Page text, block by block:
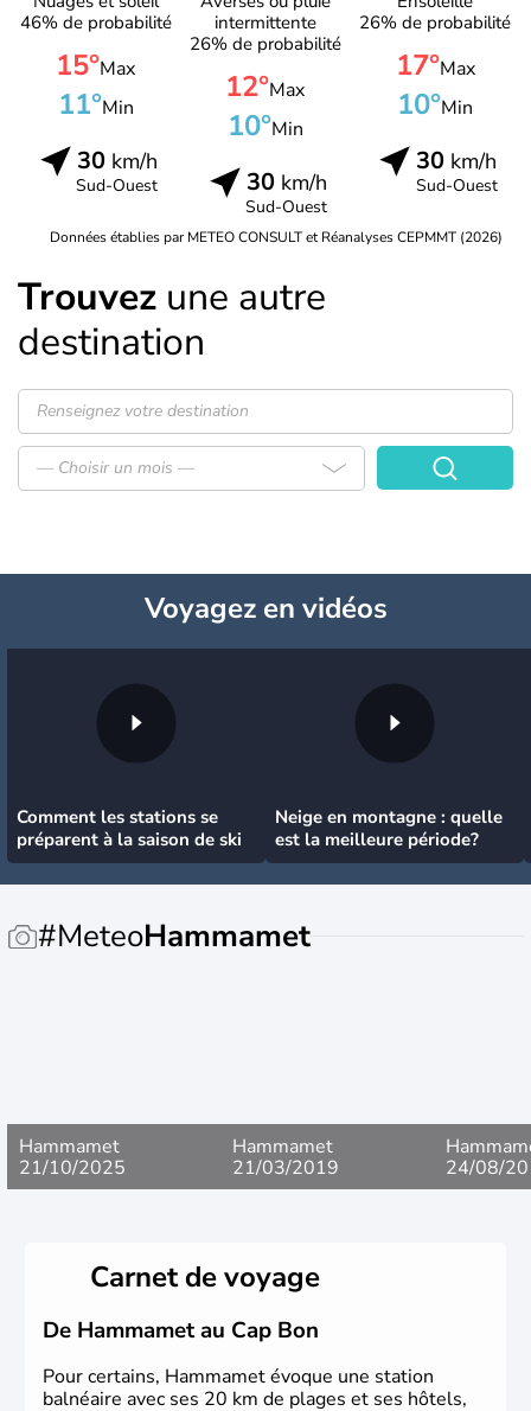
46% de probabilité
15°Max
11°Min
30km/h
Sud-Ouest
intermittente
26% de probabilité
12°Max
10°Min
30km/h
Sud-Ouest
26% de probabilité
17°Max
10°Min
30 km/h
Sud-Ouest
Données établies par METEO CONSULT et Réanalyses CEPMMT (2026)
Trouvez une autre
destination
— Choisir un mois —
Voyagezen vidéos
Comment les stations se
préparent à la saison de ski
Neige en montagne : quelle
est la meilleure période?
#MeteoHammamet
Hammamet
21/10/2025
Hammamet
21/03/2019
24/08/
Carnet de voyage
De Hammamet au Cap Bon
Pour certains, Hammamet évoque une station
balnéaire avec ses 20 km de plages et ses hôtels,